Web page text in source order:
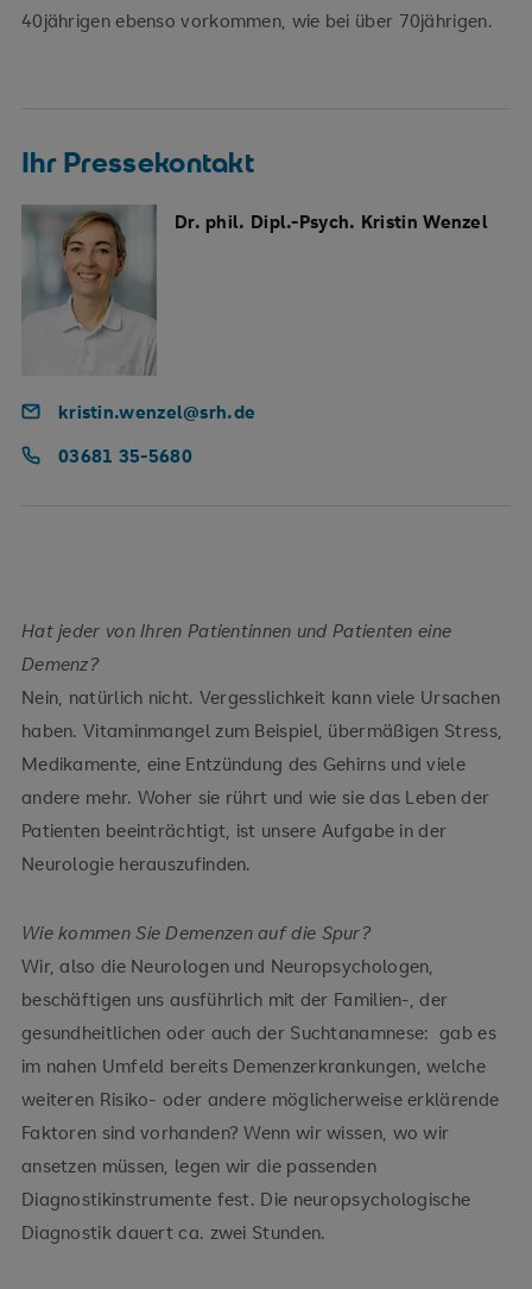
40jährigen ebenso vorkommen, wie bei über 70jährigen.
Ihr Pressekontakt
Dr. phil. Dipl.-Psych. Kristin Wenzel
kristin.wenzel@srh.de
03681 35-5680
Hat jeder von Ihren Patientinnen und Patienten eine
Demenz?
Nein, natürlich nicht. Vergesslichkeit kann viele Ursachen
haben. Vitaminmangel zum Beispiel, übermäßigen Stress,
Medikamente, eine Entzündung des Gehirns und viele
andere mehr. Woher sie rührt und wie sie das Leben der
Patienten beeinträchtigt, ist unsere Aufgabe in der
Neurologie herauszufinden.
Wie kommen Sie Demenzen auf die Spur?
Wir, also die Neurologen und Neuropsychologen,
beschäftigen uns ausführlich mit der Familien-, der
gesundheitlichen oder auch der Suchtanamnese: gab es
im nahen Umfeld bereits Demenzerkrankungen, welche
weiteren Risiko- oder andere möglicherweise erklärende
Faktoren sind vorhanden? Wenn wir wissen, wo wir
ansetzen müssen, legen wir die passenden
Diagnostikinstrumente fest. Die neuropsychologische
Diagnostik dauert ca. zwei Stunden.